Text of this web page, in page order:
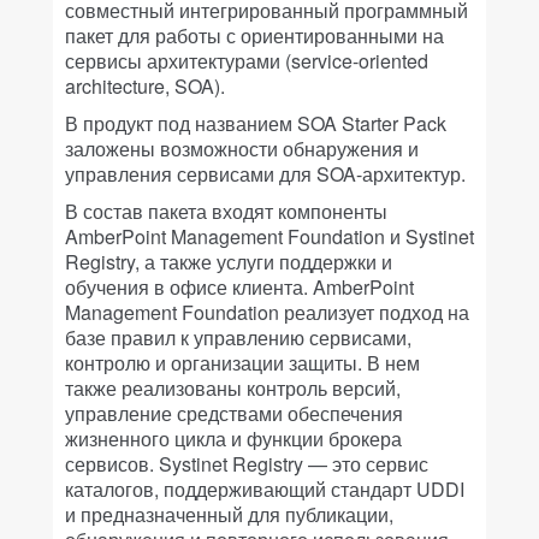
совместный интегрированный программный
пакет для работы с ориентированными на
сервисы архитектурами (service-oriented
architecture, SOA).
В продукт под названием SOA Starter Pack
заложены возможности обнаружения и
управления сервисами для SOA-архитектур.
В состав пакета входят компоненты
AmberPoint Management Foundation и Systinet
Registry, а также услуги поддержки и
обучения в офисе клиента. AmberPoint
Management Foundation реализует подход на
базе правил к управлению сервисами,
контролю и организации защиты. В нем
также реализованы контроль версий,
управление средствами обеспечения
жизненного цикла и функции брокера
сервисов. Systinet Registry — это сервис
каталогов, поддерживающий стандарт UDDI
и предназначенный для публикации,